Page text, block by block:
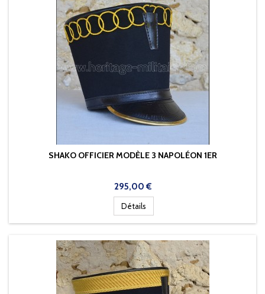
SHAKO OFFICIER MODÈLE 3 NAPOLÉON 1ER
Prix
295,00 €
Détails